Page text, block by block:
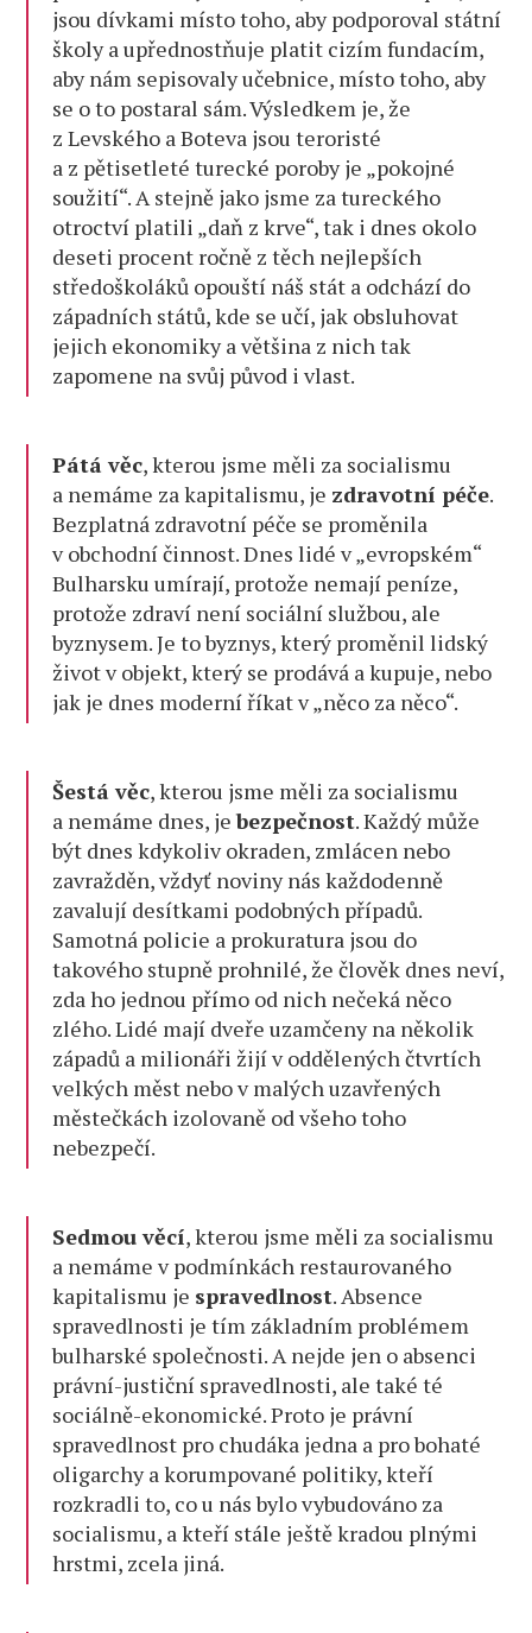
jsou dívkami místo toho, aby podporoval státní
školy a upřednostňuje platit cizím fundacím,
aby nám sepisovaly učebnice, místo toho, aby
se o to postaral sám. Výsledkem je, že
z Levského a Boteva jsou teroristé
a z pětisetleté turecké poroby je „pokojné
soužití“. A stejně jako jsme za tureckého
otroctví platili „daň z krve“, tak i dnes okolo
deseti procent ročně z těch nejlepších
středoškoláků opouští náš stát a odchází do
západních států, kde se učí, jak obsluhovat
jejich ekonomiky a většina z nich tak
zapomene na svůj původ i vlast.
Pátá věc, kterou jsme měli za socialismu
a nemáme za kapitalismu, je zdravotní péče.
Bezplatná zdravotní péče se proměnila
v obchodní činnost. Dnes lidé v „evropském“
Bulharsku umírají, protože nemají peníze,
protože zdraví není sociální službou, ale
byznysem. Je to byznys, který proměnil lidský
život v objekt, který se prodává a kupuje, nebo
jak je dnes moderní říkat v „něco za něco“.
Šestá věc, kterou jsme měli za socialismu
a nemáme dnes, jebezpečnost. Každý může
být dnes kdykoliv okraden, zmlácen nebo
zavražděn, vždyť noviny nás každodenně
zavalují desítkami podobných případů.
Samotná policie a prokuratura jsou do
takového stupně prohnilé, že člověk dnes neví,
zda ho jednou přímo od nich nečeká něco
zlého. Lidé mají dveře uzamčeny na několik
západů a milionáři žijí v oddělených čtvrtích
velkých měst nebo v malých uzavřených
městečkách izolovaně od všeho toho
nebezpečí.
Sedmou věcí, kterou jsme měli za socialismu
a nemáme v podmínkách restaurovaného
kapitalismu je spravedlnost. Absence
spravedlnosti je tím základním problémem
bulharské společnosti. A nejde jen o absenci
právní-justiční spravedlnosti, ale také té
sociálně-ekonomické. Proto je právní
spravedlnost pro chudáka jedna a pro bohaté
oligarchy a korumpované politiky, kteří
rozkradli to, co u nás bylo vybudováno za
socialismu, a kteří stále ještě kradou plnými
hrstmi, zcela jiná.